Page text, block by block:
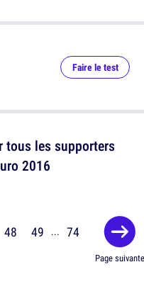
tous les supporters
2016
Faire le test
48 49 ... 74
Page suivante